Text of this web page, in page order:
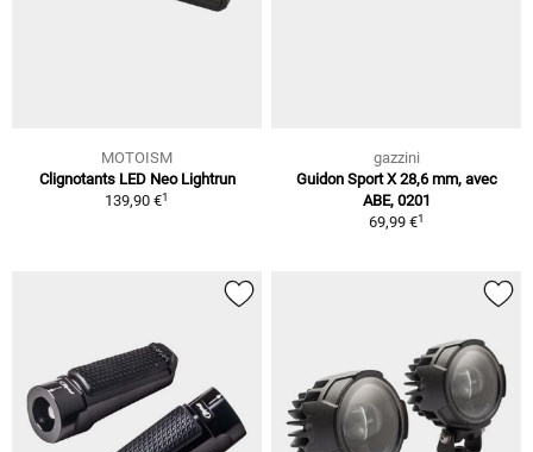
MOTOISM
Clignotants LED Neo Lightrun
139,90 €1
gazzini
Guidon Sport X 28,6 mm, avec
ABE, 0201
69,99 €1